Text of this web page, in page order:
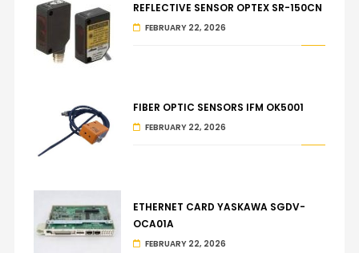
REFLECTIVE SENSOR OPTEX SR-150CN
FEBRUARY 22, 2026
FIBER OPTIC SENSORS IFM OK5001
FEBRUARY 22, 2026
ETHERNET CARD YASKAWA SGDV-
OCA01A
FEBRUARY 22, 2026